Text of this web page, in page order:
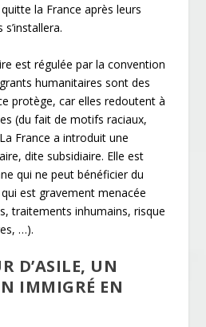
la France après leurs
est régulée par la convention
humanitaires sont des
protège, car elles redoutent à
(du fait de motifs raciaux,
France a introduit une
dite subsidiaire. Elle est
qui ne peut bénéficier du
est gravement menacée
traitements inhumains, risque
…).
D’ASILE, UN
IMMIGRÉ EN